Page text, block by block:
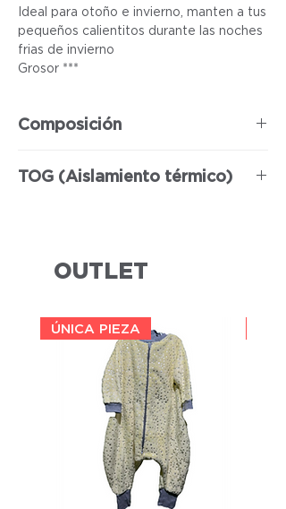
Ideal para otoño e invierno, manten a tus
pequeños calientitos durante las noches
frias de invierno
Grosor ***
Composición
TOG (Aislamiento térmico)
OUTLET
ÚNICA PIEZA